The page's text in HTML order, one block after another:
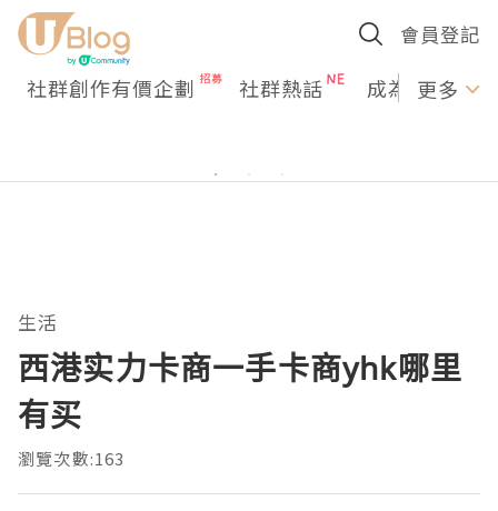
會員登記
社群創作有價企劃 社群熱話 成為U更多
生活
西港实力卡商一手卡商yhk哪里
有买
瀏覽次數:163